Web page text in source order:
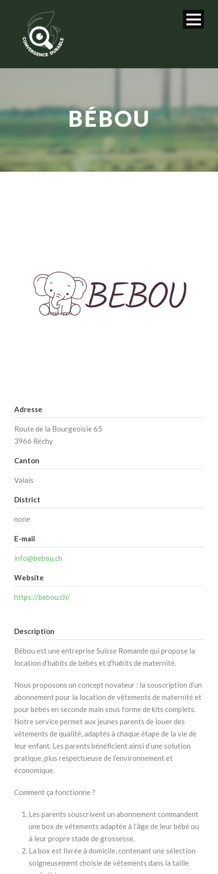
BÉBOU
Adresse
Route de la Bourgeoisie 65
3966 Réchy
Canton
Valais
District
none
E-mail
info@bebou.ch
Website
https://bebou.ch/
Description
Bébou est une entreprise Suisse Romande qui propose la
location d’habits de bébés et d’habits de maternité.
Nous proposons un concept novateur : la souscription d’un
abonnement pour la location de vêtements de maternité et
pour bébés en seconde main sous forme de kits complets.
Notre service permet aux jeunes parents de louer des
vêtements de qualité, adaptés à chaque étape de la vie de
leur enfant. Les parents bénéficient ainsi d’une solution
pratique, plus respectueuse de l’environnement et
économique.
Comment ça fonctionne ?
Les parents souscrivent un abonnement commandent
une box de vêtements adaptée à l’âge de leur bébé ou
à leur propre stade de grossesse.
La box est livrée à domicile, contenant une sélection
soigneusement choisie de vêtements dans la taille